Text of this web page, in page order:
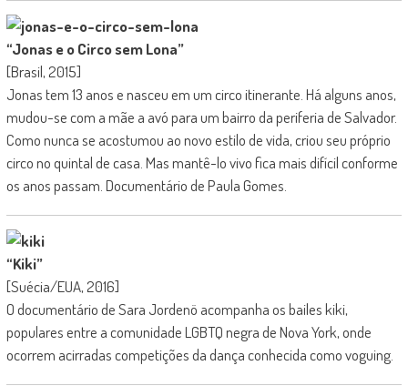
“Jonas e o Circo sem Lona”
[Brasil, 2015]
Jonas tem 13 anos e nasceu em um circo itinerante. Há alguns anos,
mudou-se com a mãe a avó para um bairro da periferia de Salvador.
Como nunca se acostumou ao novo estilo de vida, criou seu próprio
circo no quintal de casa. Mas mantê-lo vivo fica mais difícil conforme
os anos passam. Documentário de Paula Gomes.
“Kiki”
[Suécia/EUA, 2016]
O documentário de Sara Jordenö acompanha os bailes kiki,
populares entre a comunidade LGBTQ negra de Nova York, onde
ocorrem acirradas competições da dança conhecida como voguing.